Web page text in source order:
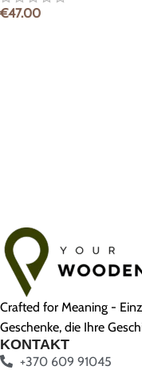
€47.00
Crafted for Meaning -
Geschenke, die Ihre
KONTAKT
+370 609 91045